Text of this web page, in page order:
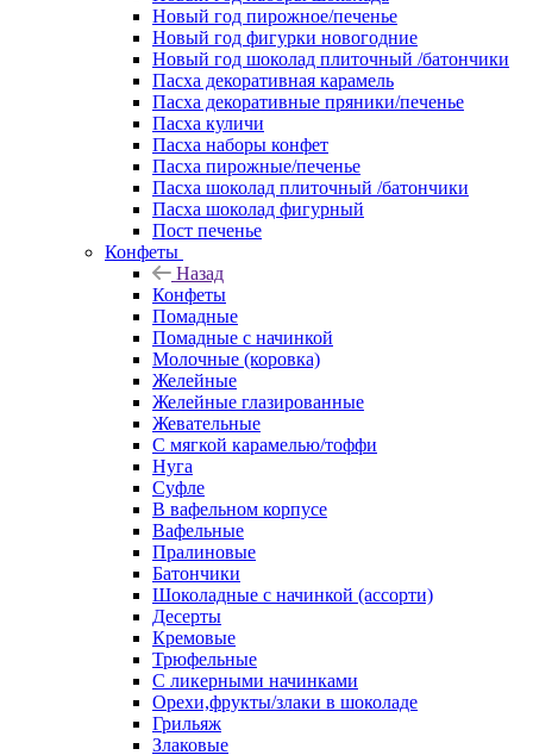
Новый год пирожное/печенье
Новый год фигурки новогодние
Новый год шоколад плиточный /батончики
Пасха декоративная карамель
Пасха декоративные пряники/печенье
Пасха куличи
Пасха наборы конфет
Пасха пирожные/печенье
Пасха шоколад плиточный /батончики
Пасха шоколад фигурный
Пост печенье
Конфеты
Назад
Конфеты
Помадные
Помадные с начинкой
Молочные (коровка)
Желейные
Желейные глазированные
Жевательные
С мягкой карамелью/тоффи
Нуга
Суфле
В вафельном корпусе
Вафельные
Пралиновые
Батончики
Шоколадные с начинкой (ассорти)
Десерты
Кремовые
Трюфельные
С ликерными начинками
Орехи,фрукты/злаки в шоколаде
Грильяж
Злаковые